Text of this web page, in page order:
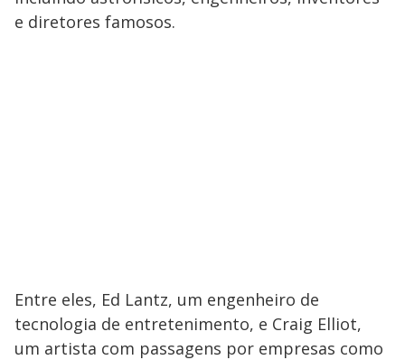
e diretores famosos.
Entre eles, Ed Lantz, um engenheiro de
tecnologia de entretenimento, e Craig Elliot,
um artista com passagens por empresas como